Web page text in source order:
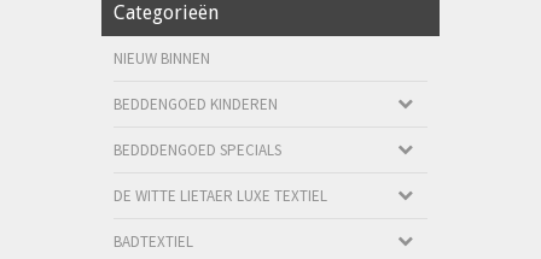
Categorieën
NIEUW BINNEN
BEDDENGOED KINDEREN
BEDDDENGOED SPECIALS
DE WITTE LIETAER LUXE TEXTIEL
BADTEXTIEL